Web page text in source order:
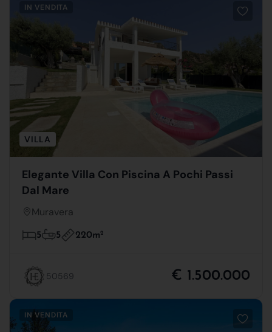
IN VENDITA
VILLA
Elegante Villa Con Piscina A Pochi Passi
Dal Mare
Muravera
5 5 220m2
50569 € 1.500.000
IN VENDITA